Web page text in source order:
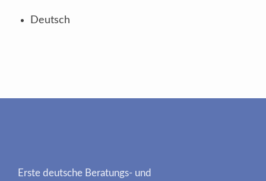
Deutsch
Erste deutsche Beratungs- und